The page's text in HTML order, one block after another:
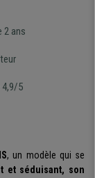
2 ans
4,9/5
, un modèle qui se
et séduisant, son